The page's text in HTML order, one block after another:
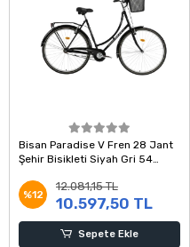
Bisan Paradise V Fren 28 Jant
Şehir Bisikleti Siyah Gri 54
%12
12.081,15 TL
10.597,50 TL
Sepete Ekle